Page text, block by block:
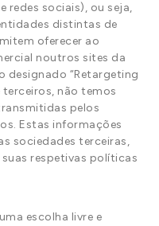
redes sociais), ou seja,
distintas de
oferecer ao
noutros sites da
designado “Retargeting
não temos
pelos
Estas informações
sociedades terceiras,
respetivas políticas
escolha livre e